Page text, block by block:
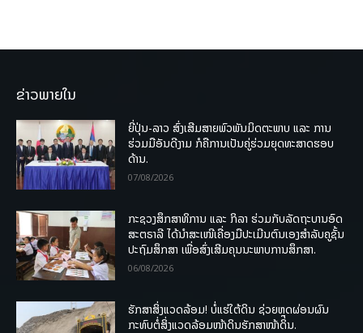
ຂ່າວພາຍໃນ
ຍີ່ປຸ່ນ-ລາວ ສົ່ງເສີມສາຍພົວພັນມິດຕະພາບ ແລະ ການ
ຮ່ວມມືອັນດີງາມ ກໍຄືການເປັນຄູ່ຮ່ວມຍຸດທະສາດຮອບ
ດ້ານ.
07/08/2026
ກະຊວງສຶກສາທິການ ແລະ ກິລາ ຮ່ວມກັບລັດຖະບານອົດ
ສະຕຣາລີ ໄດ້ນຳສະເໜີເຄື່ອງມືປະເມີນຕົນເອງສຳລັບຄູຊັ້ນ
ປະຖົມສຶກສາ ເພື່ອສົ່ງເສີມຄຸນນະພາບການສຶກສາ.
06/08/2026
ຮັກສາສິ່ງແວດລ້ອມ! ບໍ່ແຮ່ໃຕ້ດິນ ຊ່ວຍຫຼຸດຜ່ອນຜົນ
ກະທົບຕໍ່ສິ່ງແວດລ້ອມໜ້າດິນຮັກສາໜ້າດິນ.